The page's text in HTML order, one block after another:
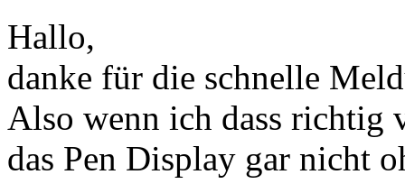
Hallo,
danke für die schnelle
Also wenn ich dass richtig
das Pen Display gar nicht